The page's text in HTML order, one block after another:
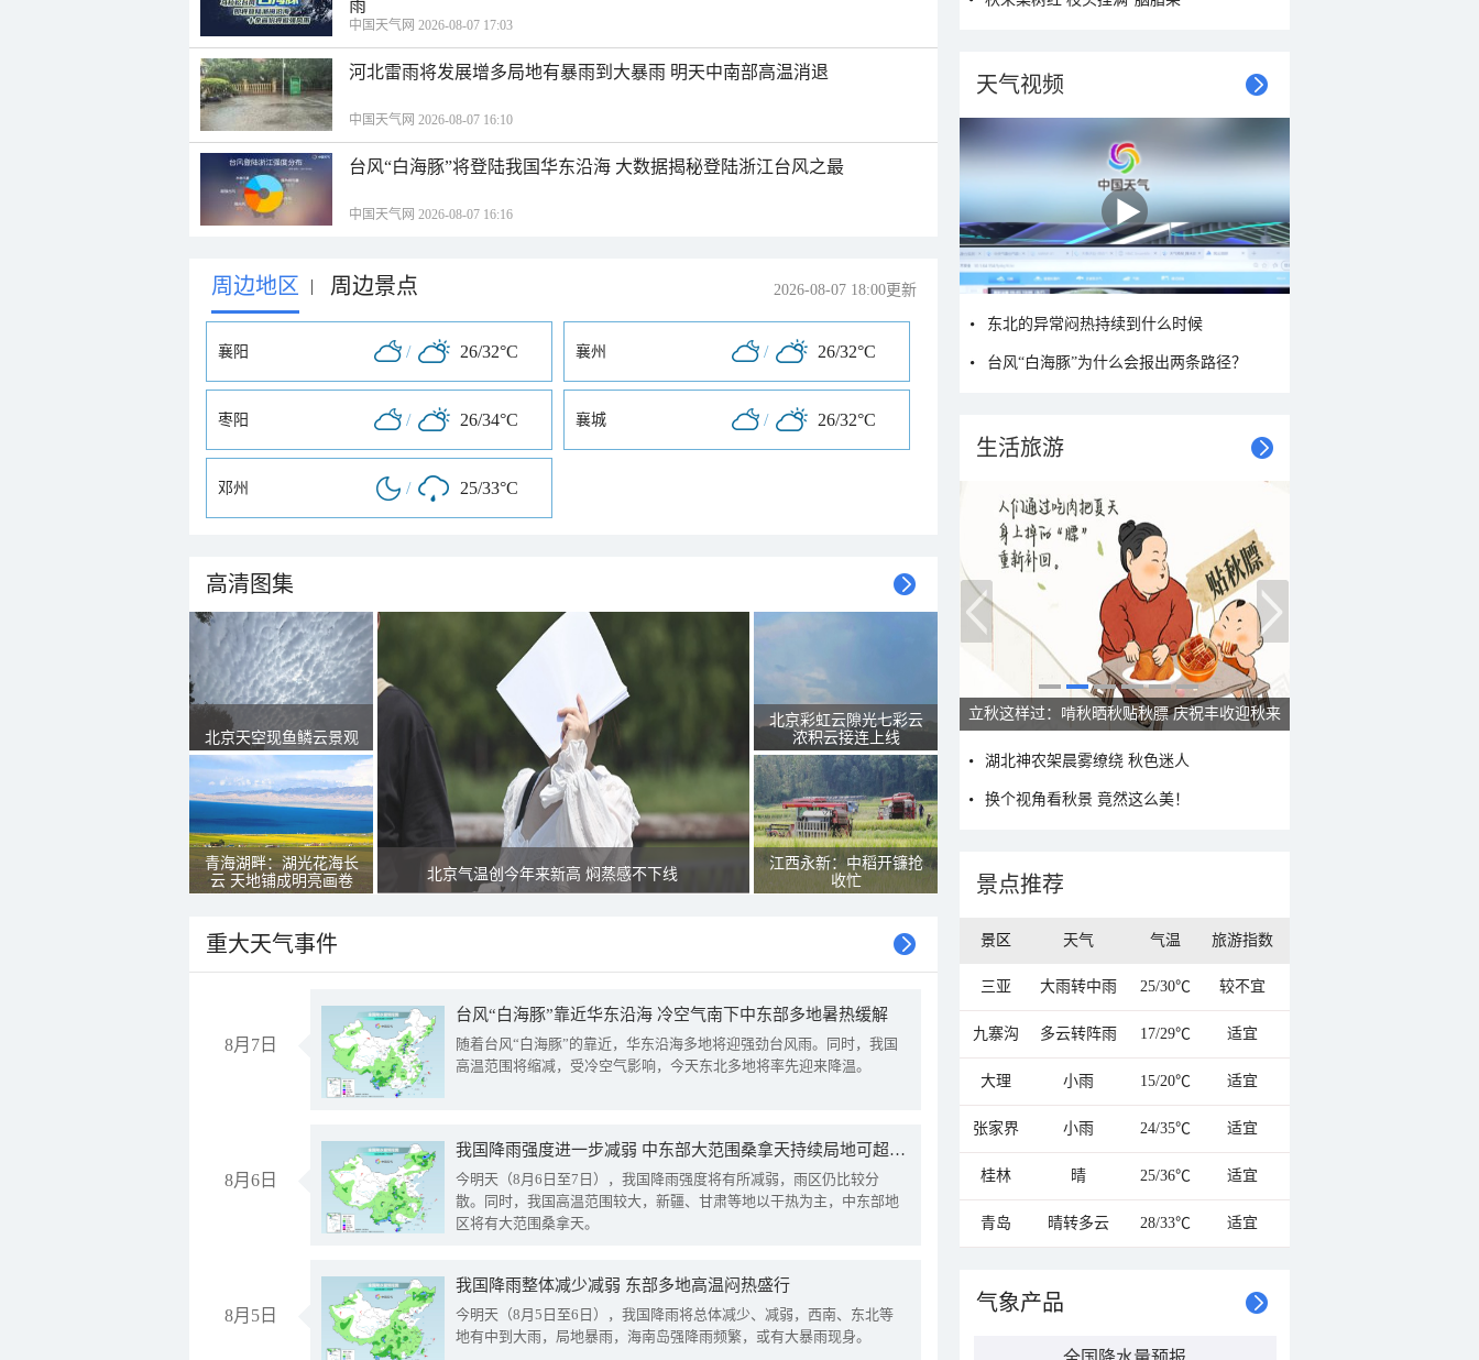
雨
中国天气网 2026-08-07 17:03
河北雷雨将发展增多局地有暴雨到大暴雨 明天中南部高温消退
中国天气网 2026-08-07 16:10
台风“白海豚”将登陆我国华东沿海 大数据揭秘登陆浙江台风之最
中国天气网 2026-08-07 16:16
周边地区 | 周边景点 2026-08-07 18:00更新
襄阳 / 26/32°C 襄州 / 26/32°C
枣阳 / 26/34°C 襄城 / 26/32°C
邓州 / 25/33°C
高清图集
北京天空现鱼鳞云景观
青海湖畔：湖光花海长
云 天地铺成明亮画卷
北京气温创今年来新高 焖蒸感不下线
北京彩虹云隙光七彩云
浓积云接连上线
江西永新：中稻开镰抢
收忙
重大天气事件
8月7日
台风“白海豚”靠近华东沿海 冷空气南下中东部多地暑热缓解
随着台风“白海豚”的靠近，华东沿海多地将迎强劲台风雨。同时，我国
高温范围将缩减，受冷空气影响，今天东北多地将率先迎来降温。
8月6日
我国降雨强度进一步减弱 中东部大范围桑拿天持续局地可超38℃
今明天（8月6日至7日），我国降雨强度将有所减弱，雨区仍比较分
散。同时，我国高温范围较大，新疆、甘肃等地以干热为主，中东部地
区将有大范围桑拿天。
8月5日
我国降雨整体减少减弱 东部多地高温闷热盛行
今明天（8月5日至6日），我国降雨将总体减少、减弱，西南、东北等
地有中到大雨，局地暴雨，海南岛强降雨频繁，或有大暴雨现身。
天气视频
东北的异常闷热持续到什么时候
台风“白海豚”为什么会报出两条路径？
生活旅游
立秋话养生：“贴秋膘”莫着急 先清暑再防燥
湖北神农架晨雾缭绕 秋色迷人
换个视角看秋景 竟然这么美！
景点推荐
景区 天气 气温 旅游指数
三亚 大雨转中雨 25/30℃ 较不宜
九寨沟 多云转阵雨 17/29℃ 适宜
大理 小雨 15/20℃ 适宜
张家界 小雨 24/35℃ 适宜
桂林 晴 25/36℃ 适宜
青岛 晴转多云 28/33℃ 适宜
气象产品